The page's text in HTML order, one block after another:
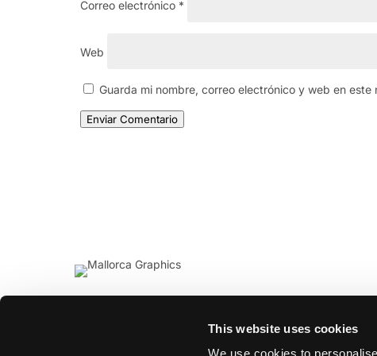
This website uses cookies
Correo electrónico *
Web
Guarda mi nombre, correo electrónico y web en
Enviar Comentario